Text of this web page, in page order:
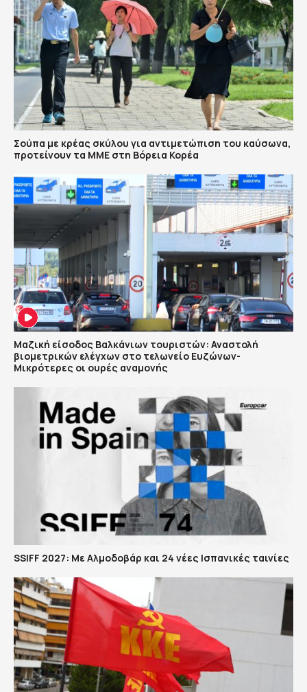
Σούπα με κρέας σκύλου για αντιμετώπιση του καύσωνα,
προτείνουν τα ΜΜΕ στη Βόρεια Κορέα
Μαζική είσοδος Βαλκάνιων τουριστών: Αναστολή
βιομετρικών ελέγχων στο τελωνείο Ευζώνων-
Μικρότερες οι ουρές αναμονής
SSIFF 2027: Με Αλμοδοβάρ και 24 νέες Ισπανικές ταινίες